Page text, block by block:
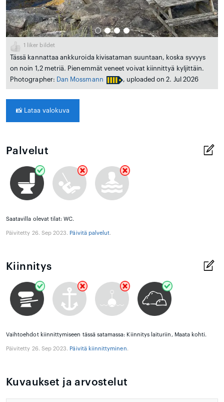
1 liker bildet
Tässä kannattaa ankkuroida kivisataman suuntaan, koska syvyys
on noin 1,2 metriä. Pienemmät veneet voivat kiinnittyä kyljittäin.
Photographer: Dan Mossmann , uploaded on 2. Jul 2026
📸 Lataa valokuva
Palvelut
Saatavilla olevat tilat: WC.
Päivitetty 26. Sep 2023. Päivitä palvelut.
Kiinnitys
Vaihtoehdot kiinnittymiseen tässä satamassa: Kiinnitys laituriin, Maata kohti.
Päivitetty 26. Sep 2023. Päivitä kiinnittyminen.
Kuvaukset ja arvostelut